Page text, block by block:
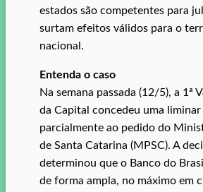
estados são competentes para
surtam efeitos válidos para o
nacional.
Entenda o caso
Na semana passada (12/5), a 1ª
da Capital concedeu uma
parcialmente ao pedido do
de Santa Catarina (MPSC). A
determinou que o Banco do
de forma ampla, no máximo em